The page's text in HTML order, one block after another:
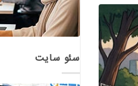
سئو سایت